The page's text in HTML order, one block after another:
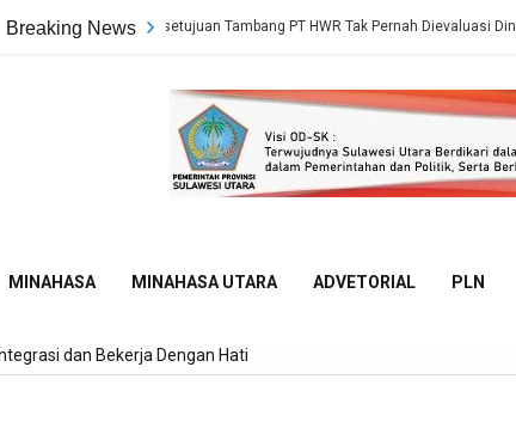
Breaking News
Persetujuan Tambang PT HWR Tak Pernah Dievaluasi Dinas ESDM
MINAHASA MINAHASA UTARA ADVETORIAL PLN
dan Bekerja Dengan Hati